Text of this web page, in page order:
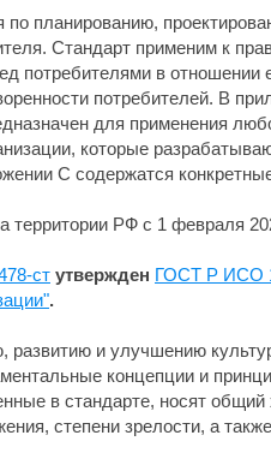
по планированию,
Стандарт применим к
потребителями в
потребителей. В
для применения
которые
C содержатся
территории РФ с 1 февраля
ст утвержден ГОСТ Р ИСО
.
и улучшению
концепции и
в стандарте, носят
степени зрелости, а